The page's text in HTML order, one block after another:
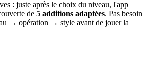
: juste après le choix du niveau, l'app
de 5 additions adaptées. Pas besoin
→ opération → style avant de jouer la